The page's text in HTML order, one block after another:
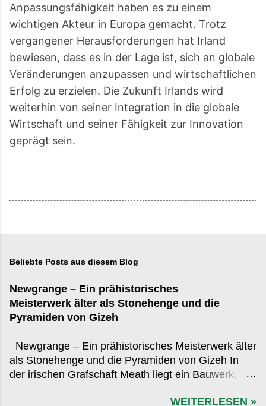
Anpassungsfähigkeit haben es zu einem
wichtigen Akteur in Europa gemacht. Trotz
vergangener Herausforderungen hat Irland
bewiesen, dass es in der Lage ist, sich an globale
Veränderungen anzupassen und wirtschaftlichen
Erfolg zu erzielen. Die Zukunft Irlands wird
weiterhin von seiner Integration in die globale
Wirtschaft und seiner Fähigkeit zur Innovation
geprägt sein.
Beliebte Posts aus diesem Blog
Newgrange – Ein prähistorisches
Meisterwerk älter als Stonehenge und die
Pyramiden von Gizeh
Newgrange – Ein prähistorisches Meisterwerk älter
als Stonehenge und die Pyramiden von Gizeh In
der irischen Grafschaft Meath liegt ein Bauwerk,
bekannteren Monumenten der Antike zurücksteht,
WEITERLESEN »